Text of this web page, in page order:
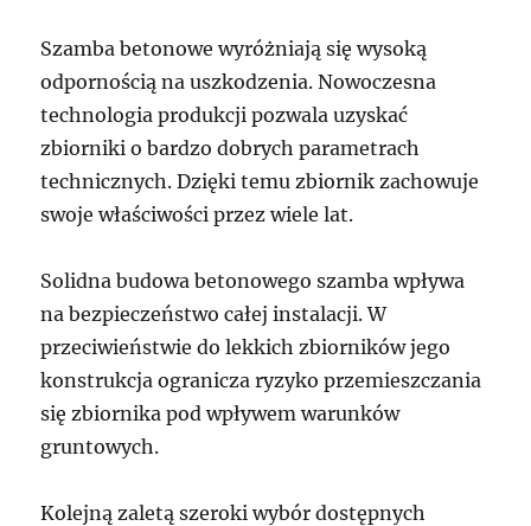
Szamba betonowe wyróżniają się wysoką
odpornością na uszkodzenia. Nowoczesna
technologia produkcji pozwala uzyskać
zbiorniki o bardzo dobrych parametrach
technicznych. Dzięki temu zbiornik zachowuje
swoje właściwości przez wiele lat.
Solidna budowa betonowego szamba wpływa
na bezpieczeństwo całej instalacji. W
przeciwieństwie do lekkich zbiorników jego
konstrukcja ogranicza ryzyko przemieszczania
się zbiornika pod wpływem warunków
gruntowych.
Kolejną zaletą szeroki wybór dostępnych